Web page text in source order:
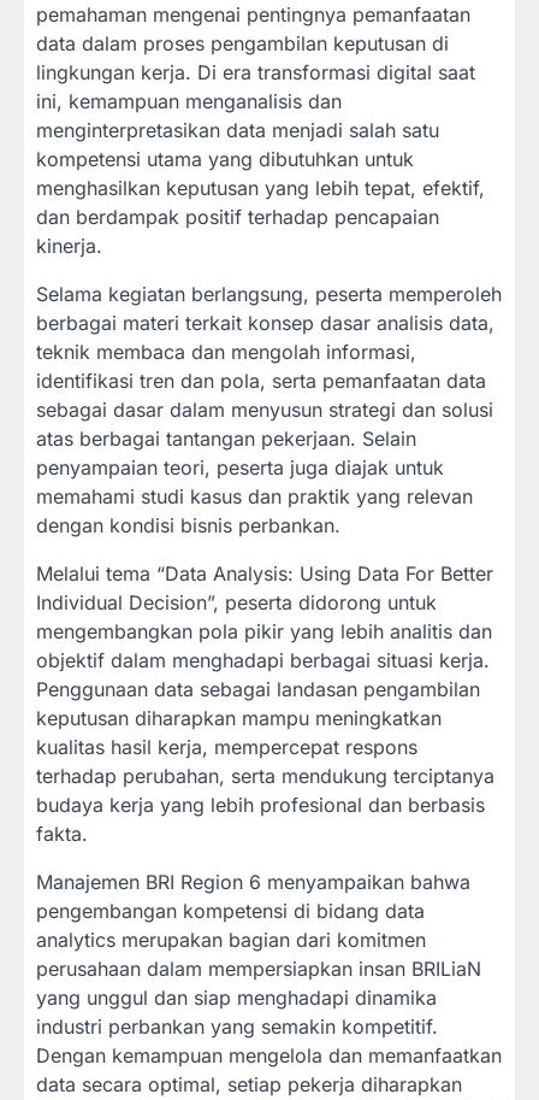
pemahaman mengenai pentingnya pemanfaatan
data dalam proses pengambilan keputusan di
lingkungan kerja. Di era transformasi digital saat
ini, kemampuan menganalisis dan
menginterpretasikan data menjadi salah satu
kompetensi utama yang dibutuhkan untuk
menghasilkan keputusan yang lebih tepat, efektif,
dan berdampak positif terhadap pencapaian
kinerja.
Selama kegiatan berlangsung, peserta memperoleh
berbagai materi terkait konsep dasar analisis data,
teknik membaca dan mengolah informasi,
identifikasi tren dan pola, serta pemanfaatan data
sebagai dasar dalam menyusun strategi dan solusi
atas berbagai tantangan pekerjaan. Selain
penyampaian teori, peserta juga diajak untuk
memahami studi kasus dan praktik yang relevan
dengan kondisi bisnis perbankan.
Melalui tema “Data Analysis: Using Data For Better
Individual Decision”, peserta didorong untuk
mengembangkan pola pikir yang lebih analitis dan
objektif dalam menghadapi berbagai situasi kerja.
Penggunaan data sebagai landasan pengambilan
keputusan diharapkan mampu meningkatkan
kualitas hasil kerja, mempercepat respons
terhadap perubahan, serta mendukung terciptanya
budaya kerja yang lebih profesional dan berbasis
fakta.
Manajemen BRI Region 6 menyampaikan bahwa
pengembangan kompetensi di bidang data
analytics merupakan bagian dari komitmen
perusahaan dalam mempersiapkan insan BRILiaN
yang unggul dan siap menghadapi dinamika
industri perbankan yang semakin kompetitif.
Dengan kemampuan mengelola dan memanfaatkan
data secara optimal, setiap pekerja diharapkan